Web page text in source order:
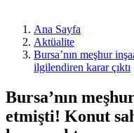
Ana Sayfa
Aktüalite
Bursa’nın meşhur
ilgilendiren karar çıktı
Bursa’nın
etmişti! Konut